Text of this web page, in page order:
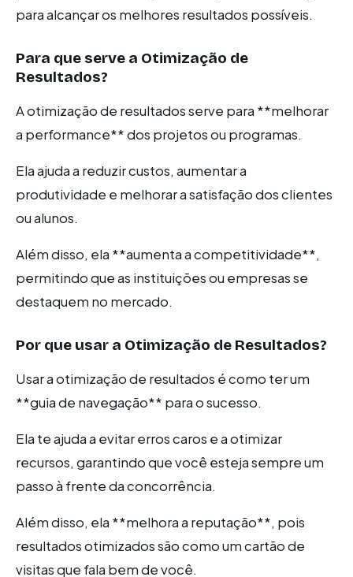
para alcançar os melhores resultados possíveis.
Para que serve a Otimização de
Resultados?
A otimização de resultados serve para **melhorar
a performance** dos projetos ou programas.
Ela ajuda a reduzir custos, aumentar a
produtividade e melhorar a satisfação dos clientes
ou alunos.
Além disso, ela **aumenta a competitividade**,
permitindo que as instituições ou empresas se
destaquem no mercado.
Por que usar a Otimização de Resultados?
Usar a otimização de resultados é como ter um
**guia de navegação** para o sucesso.
Ela te ajuda a evitar erros caros e a otimizar
recursos, garantindo que você esteja sempre um
passo à frente da concorrência.
Além disso, ela **melhora a reputação**, pois
resultados otimizados são como um cartão de
visitas que fala bem de você.